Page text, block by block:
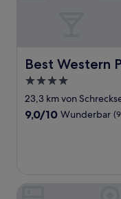
Best Western
Best Western Plus
4.0-
Sterne-
Unterkunft
23,3 km von
9.0
9,0/10 Wunderbar